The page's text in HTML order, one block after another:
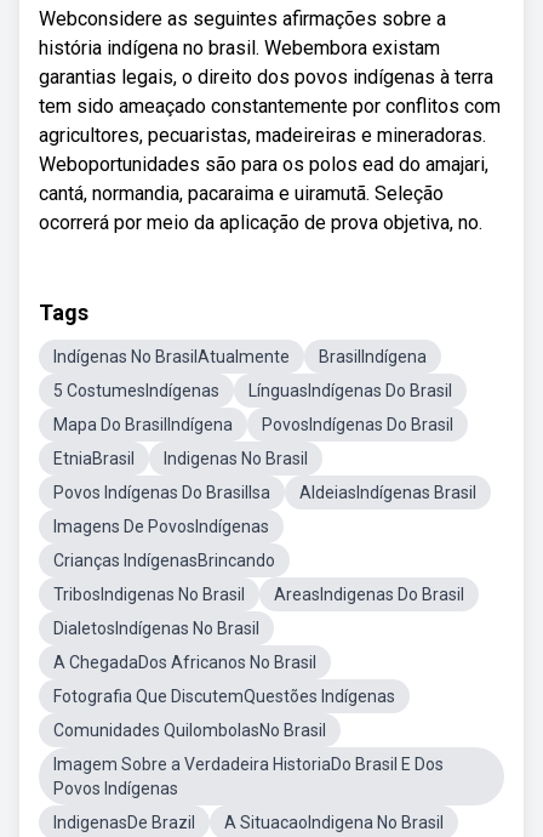
Webconsidere as seguintes afirmações sobre a
história indígena no brasil. Webembora existam
garantias legais, o direito dos povos indígenas à terra
tem sido ameaçado constantemente por conflitos com
agricultores, pecuaristas, madeireiras e mineradoras.
Weboportunidades são para os polos ead do amajari,
cantá, normandia, pacaraima e uiramutã. Seleção
ocorrerá por meio da aplicação de prova objetiva, no.
Tags
Indígenas No BrasilAtualmente
BrasilIndígena
5 CostumesIndígenas
LínguasIndígenas Do Brasil
Mapa Do BrasilIndígena
PovosIndígenas Do Brasil
EtniaBrasil
Indigenas No Brasil
Povos Indígenas Do BrasilIsa
AldeiasIndígenas Brasil
Imagens De PovosIndígenas
Crianças IndígenasBrincando
TribosIndigenas No Brasil
AreasIndigenas Do Brasil
DialetosIndígenas No Brasil
A ChegadaDos Africanos No Brasil
Fotografia Que DiscutemQuestões Indígenas
Comunidades QuilombolasNo Brasil
Imagem Sobre a Verdadeira HistoriaDo Brasil E Dos
Povos Indígenas
IndigenasDe Brazil
A SituacaoIndigena No Brasil